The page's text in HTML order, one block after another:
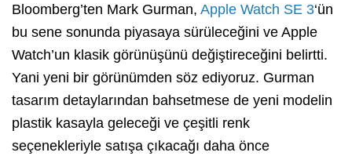
Bloomberg’ten Mark Gurman, Apple Watch SE 3‘ün
bu sene sonunda piyasaya sürüleceğini ve Apple
Watch’un klasik görünüşünü değiştireceğini belirtti.
Yani yeni bir görünümden söz ediyoruz. Gurman
tasarım detaylarından bahsetmese de yeni modelin
plastik kasayla geleceği ve çeşitli renk
seçenekleriyle satışa çıkacağı daha önce